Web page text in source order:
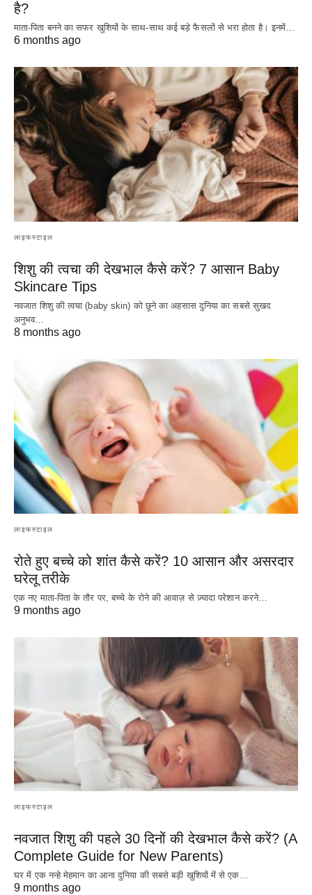
है?
माता-पिता बनने का सफर खुशियों के साथ-साथ कई बड़े फैसलों से भरा होता है। इनमें…
6 months ago
लाइफस्टाइल
शिशु की त्वचा की देखभाल कैसे करें? 7 आसान Baby
Skincare Tips
नवजात शिशु की त्वचा (baby skin) को छूने का अहसास दुनिया का सबसे सुखद
अनुभव…
8 months ago
लाइफस्टाइल
रोते हुए बच्चे को शांत कैसे करें? 10 आसान और असरदार
घरेलू तरीके
एक नए माता-पिता के तौर पर, बच्चे के रोने की आवाज़ से ज़्यादा परेशान करने…
9 months ago
लाइफस्टाइल
नवजात शिशु की पहले 30 दिनों की देखभाल कैसे करें? (A
Complete Guide for New Parents)
घर में एक नन्हे मेहमान का आना दुनिया की सबसे बड़ी खुशियों में से एक…
9 months ago